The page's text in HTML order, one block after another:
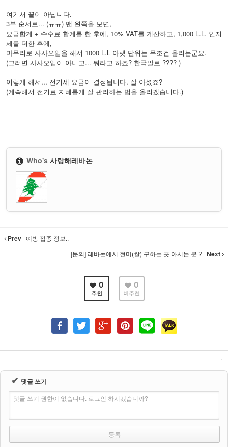
여기서 끝이 아닙니다.
3부 순서로... (ㅠㅠ) 맨 왼쪽을 보면,
요금합계 + 수수료 합계를 한 후에, 10% VAT를 계산하고, 1,000 L.L. 인지
세를 더한 후에,
마무리로 사사오입을 해서 1000 L.L 아랫 단위는 무조건 올리는군요.
(그러면 사사오입이 아니고... 뭐라고 하죠? 한국말로 ???? )
이렇게 해서... 전기세 요금이 결정됩니다. 잘 아셨죠?
(계속해서 전기료 지혜롭게 잘 관리하는 법을 올리겠습니다.)
Who's사랑해레바논
Prev 예방 접종 정보..
[문의] 레바논에서 현미(쌀) 구하는 곳 아시는 분 ? Next
0
추천
0
비추천
✔ 댓글 쓰기
댓글 쓰기 권한이 없습니다. 로그인 하시겠습니까?